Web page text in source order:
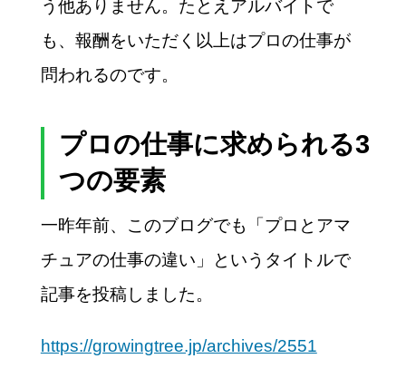
う他ありません。たとえアルバイトで
も、報酬をいただく以上はプロの仕事が
問われるのです。
プロの仕事に求められる3
つの要素
一昨年前、このブログでも「プロとアマ
チュアの仕事の違い」というタイトルで
記事を投稿しました。
https://growingtree.jp/archives/2551